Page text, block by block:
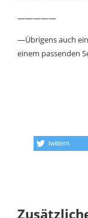
—————
—Übrigens auch
einem passenden
twittern